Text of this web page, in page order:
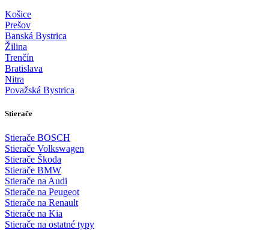
Košice
Prešov
Banská Bystrica
Žilina
Trenčín
Bratislava
Nitra
Považská Bystrica
Stierače
Stierače BOSCH
Stierače Volkswagen
Stierače Škoda
Stierače BMW
Stierače na Audi
Stierače na Peugeot
Stierače na Renault
Stierače na Kia
Stierače na ostatné typy